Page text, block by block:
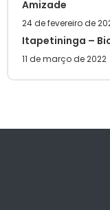
Amizade
24 de fevereiro de
Itapetininga –
11 de março de 2022